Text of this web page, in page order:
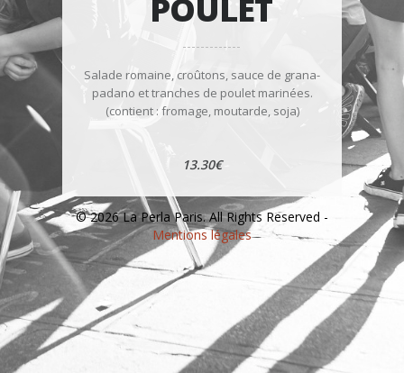
POULET
Salade romaine, croûtons, sauce de grana-
padano et tranches de poulet marinées.
(contient : fromage, moutarde, soja)
13.30€
© 2026 La Perla Paris. All Rights Reserved -
Mentions légales